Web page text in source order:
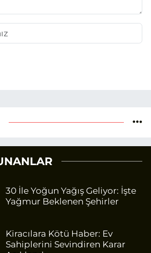
30 İle Yoğun Yağış Geliyor: İşte
Yağmur Beklenen Şehirler
Kiracılara Kötü Haber: Ev
Sahiplerini Sevindiren Karar